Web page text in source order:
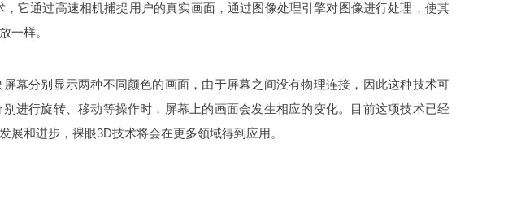
它通过高速相机捕捉用户的真实画面，通过图像处理引擎对图像进行处理，使其
一样。
幕分别显示两种不同颜色的画面，由于屏幕之间没有物理连接，因此这种技术可
进行旋转、移动等操作时，屏幕上的画面会发生相应的变化。目前这项技术已经
和进步，裸眼3D技术将会在更多领域得到应用。